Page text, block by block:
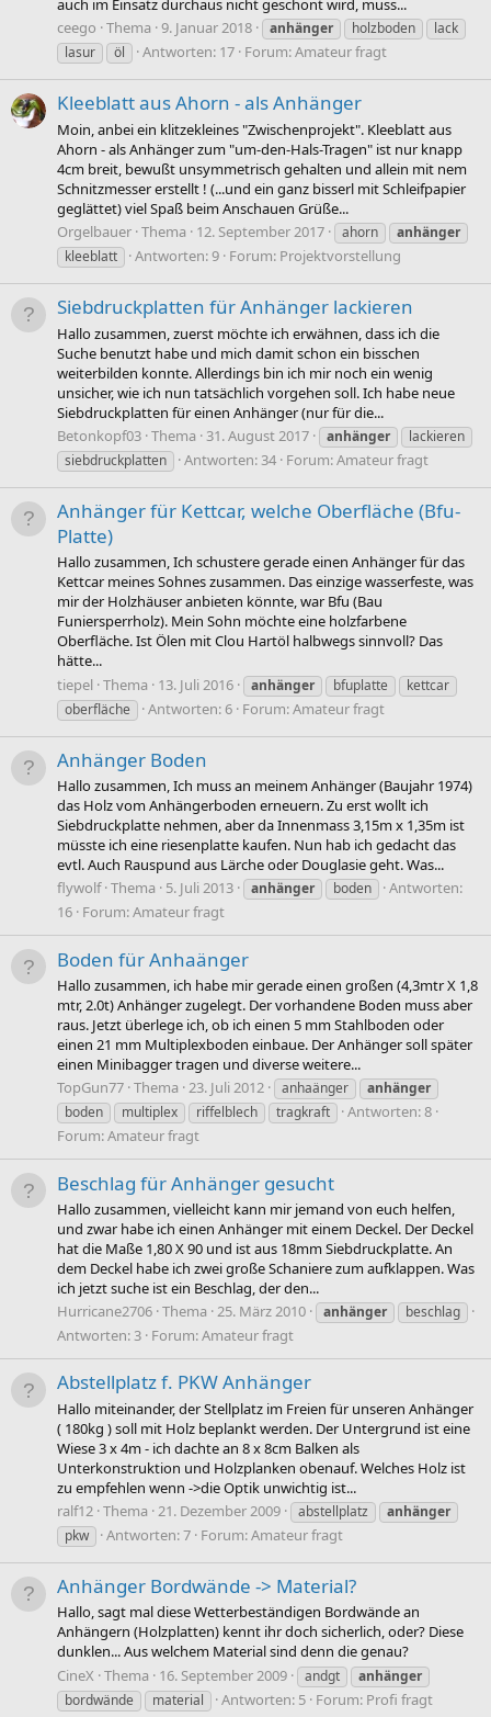
auch im Einsatz durchaus nicht geschont wird, muss...
ceego Thema 9. Januar 2018 anhänger holzboden
lack
lasur
öl Antworten: 17 Forum:Amateur fragt
Kleeblatt aus Ahorn - als Anhänger
Moin, anbei ein klitzekleines "Zwischenprojekt". Kleeblatt aus
Ahorn - als Anhänger zum "um-den-Hals-Tragen" ist nur knapp
4cm breit, bewußt unsymmetrisch gehalten und allein mit nem
Schnitzmesser erstellt ! (...und ein ganz bisserl mit Schleifpapier
geglättet) viel Spaß beim Anschauen Grüße...
Orgelbauer Thema 12. September 2017 ahorn
anhänger
kleeblatt
Antworten: 9 Forum: Projektvorstellung
Siebdruckplatten für Anhänger lackieren
Hallo zusammen, zuerst möchte ich erwähnen, dass ich die
Suche benutzt habe und mich damit schon ein bisschen
weiterbilden konnte. Allerdings bin ich mir noch ein wenig
unsicher, wie ich nun tatsächlich vorgehen soll. Ich habe neue
Siebdruckplatten für einen Anhänger (nur für die...
Betonkopf03 Thema 31. August 2017 anhänger
lackieren
siebdruckplatten
Antworten: 34 Forum:Amateur fragt
Anhänger für Kettcar, welche Oberfläche (Bfu-
Platte)
Hallo zusammen, Ich schustere gerade einen Anhänger für das
Kettcar meines Sohnes zusammen. Das einzige wasserfeste, was
mir der Holzhäuser anbieten könnte, war Bfu (Bau
Funiersperrholz). Mein Sohn möchte eine holzfarbene
Oberfläche. Ist Ölen mit Clou Hartöl halbwegs sinnvoll? Das
hätte...
tiepel Thema 13. Juli 2016 anhänger bfuplatte
kettcar
oberfläche
Antworten: 6 Forum:Amateur fragt
Anhänger Boden
Hallo zusammen, Ich muss an meinem Anhänger (Baujahr 1974)
das Holz vom Anhängerboden erneuern. Zu erst wollt ich
Siebdruckplatte nehmen, aber da Innenmass 3,15m x 1,35m ist
müsste ich eine riesenplatte kaufen. Nun hab ich gedacht das
evtl. Auch Rauspund aus Lärche oder Douglasie geht. Was...
flywolf Thema 5. Juli 2013 anhänger boden
Antworten:
16 Forum:Amateur fragt
Boden für Anhaänger
Hallo zusammen, ich habe mir gerade einen großen (4,3mtr X 1,8
mtr, 2.0t) Anhänger zugelegt. Der vorhandene Boden muss aber
raus. Jetzt überlege ich, ob ich einen 5 mm Stahlboden oder
einen 21 mm Multiplexboden einbaue. Der Anhänger soll später
einen Minibagger tragen und diverse weitere...
TopGun77 Thema 23. Juli 2012 anhaänger
anhänger
boden
multiplex riffelblech tragkraft
Antworten: 8
Forum:Amateur fragt
Beschlag für Anhänger gesucht
Hallo zusammen, vielleicht kann mir jemand von euch helfen,
und zwar habe ich einen Anhänger mit einem Deckel. Der Deckel
hat die Maße 1,80 X 90 und ist aus 18mm Siebdruckplatte. An
dem Deckel habe ich zwei große Schaniere zum aufklappen. Was
ich jetzt suche ist ein Beschlag, der den...
Hurricane2706 Thema 25. März 2010 anhänger beschlag
Antworten: 3 Forum:Amateur fragt
Abstellplatz f. PKW Anhänger
Hallo miteinander, der Stellplatz im Freien für unseren Anhänger
( 180kg ) soll mit Holz beplankt werden. Der Untergrund ist eine
Wiese 3 x 4m - ich dachte an 8 x 8cm Balken als
Unterkonstruktion und Holzplanken obenauf. Welches Holz ist
zu empfehlen wenn ->die Optik unwichtig ist...
ralf12 Thema 21. Dezember 2009 abstellplatz
anhänger
pkw
Antworten: 7 Forum:Amateur fragt
Anhänger Bordwände -> Material?
Hallo, sagt mal diese Wetterbeständigen Bordwände an
Anhängern (Holzplatten) kennt ihr doch sicherlich, oder? Diese
dunklen... Aus welchem Material sind denn die genau?
CineX Thema 16. September 2009 andgt
anhänger
bordwände
material Antworten: 5 Forum: Profi fragt